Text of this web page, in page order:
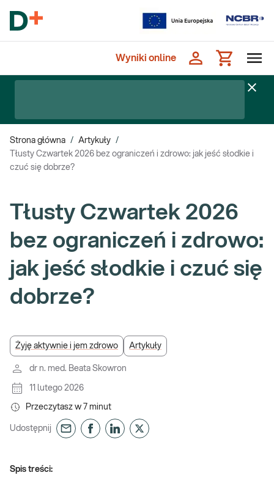
Wyniki online
Strona główna / Artykuły /
Tłusty Czwartek 2026 bez ograniczeń i zdrowo: jak jeść słodkie i
czuć się dobrze?
Tłusty Czwartek 2026
bez ograniczeń i zdrowo:
jak jeść słodkie i czuć się
dobrze?
Żyję aktywnie i jem zdrowo Artykuły
dr n. med. Beata Skowron
11 lutego 2026
Przeczytasz w 7 minut
Udostępnij
Spis treści: